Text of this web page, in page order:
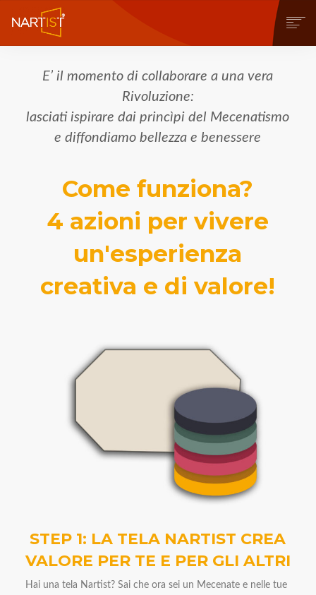
COSA PUOI FARE
CONTEST
E’ il momento di collaborare a una vera
Rivoluzione:
lasciati ispirare dai princìpi del Mecenatismo
e diffondiamo bellezza e benessere
Come funziona?
4 azioni per vivere
un'esperienza
creativa e di valore!
STEP 1: LA TELA NARTIST CREA
VALORE PER TE E PER GLI ALTRI
Hai una tela Nartist? Sai che ora sei un Mecenate e nelle tue